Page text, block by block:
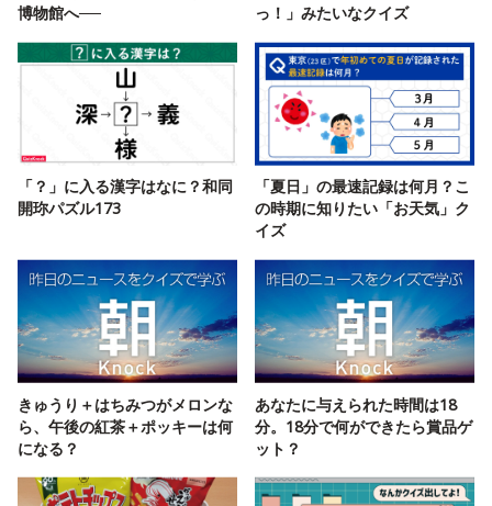
博物館へ──
っ！」みたいなクイズ
「？」に入る漢字はなに？和同
開珎パズル173
「夏日」の最速記録は何月？こ
の時期に知りたい「お天気」ク
イズ
きゅうり＋はちみつがメロンな
ら、午後の紅茶＋ポッキーは何
になる？
あなたに与えられた時間は18
分。18分で何ができたら賞品ゲ
ット？